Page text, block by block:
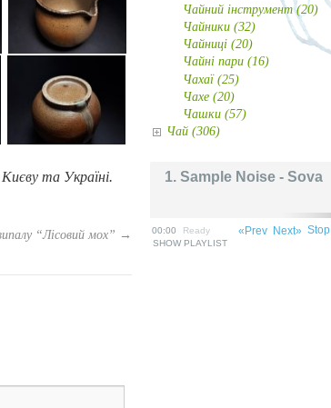
та Україні.
“Лісовий мох” →
Чайний інструмент (20)
Чайники (32)
Чайниці (20)
Чайні пари (16)
Чахаї (25)
Чахе (20)
Чашки (57)
Чай (306)
1. Sample Noise - Sova
00:00 Ready Stop
Next»
«Prev
SHOW PLAYLIST